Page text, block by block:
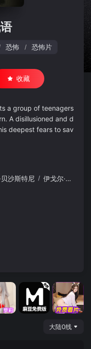
恐怖 / 恐怖片
收藏
a group of teenagers
A disillusioned and d
deepest fears to sav
贝沙斯特尼 / 伊戈尔·格拉布佐夫
大陆0线